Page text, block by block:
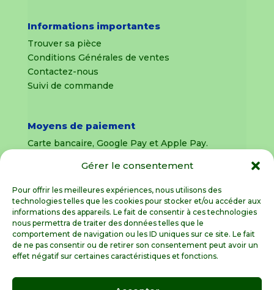
Gérer le consentement
Pour offrir les meilleures expériences, nous utilisons des
technologies telles que les cookies pour stocker et/ou accéder aux
informations des appareils. Le fait de consentir à ces technologies
nous permettra de traiter des données telles que le
comportement de navigation ou les ID uniques sur ce site. Le fait
de ne pas consentir ou de retirer son consentement peut avoir un
effet négatif sur certaines caractéristiques et fonctions.
Informations importantes
Trouver sa pièce
Conditions Générales de ventes
Contactez-nous
Suivi de commande
Moyens de paiement
Carte bancaire, Google Pay et Apple Pay.
uniquement
Livraison sous 8 jours pour les pièces
détachées
Livraisons sous 15 jours pour les outillages de
jardin (sous réserve de stock disponible)